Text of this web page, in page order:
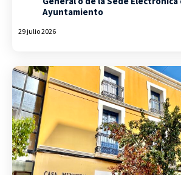
Ayuntamiento
29 julio 2026